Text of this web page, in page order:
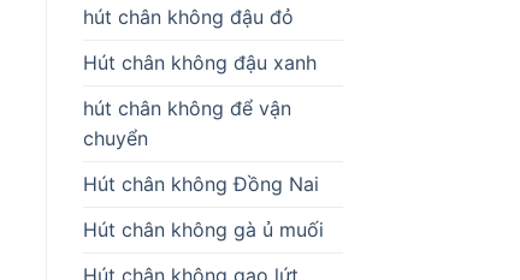
hút chân không đậu đỏ
Hút chân không đậu xanh
hút chân không để vận
chuyển
Hút chân không Đồng Nai
Hút chân không gà ủ muối
Hút chân không gạo lứt